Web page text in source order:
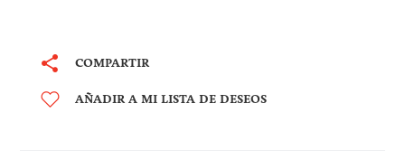
COMPARTIR
AÑADIR A MI LISTA DE DESEOS